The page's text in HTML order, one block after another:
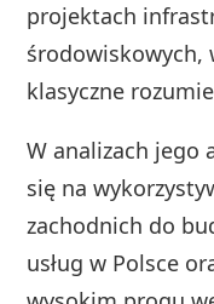
projektach
środowiskowych,
klasyczne
W analizach jego
się na
zachodnich do
usług w Polsce